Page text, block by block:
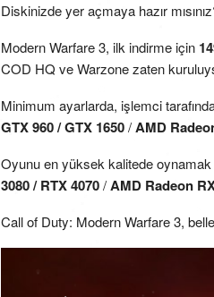
Diskinizde yer açmaya hazır
Modern Warfare 3, ilk indirme için
COD HQ ve Warzone zaten
Minimum ayarlarda, işlemci
GTX 960 / GTX 1650/AMD
Oyunu en yüksek kalitede oynamak
3080 / RTX 4070/AMD Radeon
Call of Duty: Modern Warfare 3,